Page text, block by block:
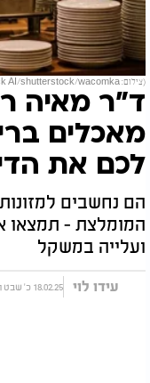
(צילום: Shutterstock AI/shutterstock/wacomka)
מאכלים
לכם את
הם נחשבים
המומלצת - תמצאו
ועלייה במשקל
עידו לוי 18.02.25 כ' שבט התשפ"ה